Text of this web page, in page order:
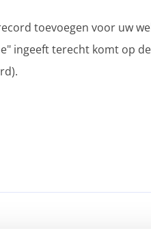
toevoegen voor uw
ingeeft terecht komt op